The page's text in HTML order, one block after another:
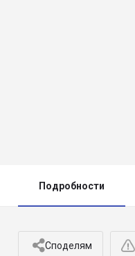
Подробности
Споделям